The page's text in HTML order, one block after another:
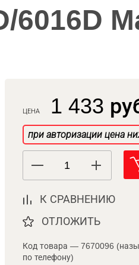
6016D
ЦЕНА 1 433
при авторизации цена
К СРАВНЕНИЮ
ОТЛОЖИТЬ
Код товара — 7670096
по телефону)